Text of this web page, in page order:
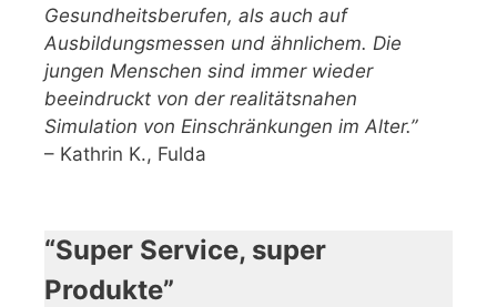
Gesundheitsberufen, als auch auf
Ausbildungsmessen und ähnlichem. Die
jungen Menschen sind immer wieder
beeindruckt von der realitätsnahen
Simulation von Einschränkungen im Alter.”
– Kathrin K., Fulda
“Super Service, super
Produkte”